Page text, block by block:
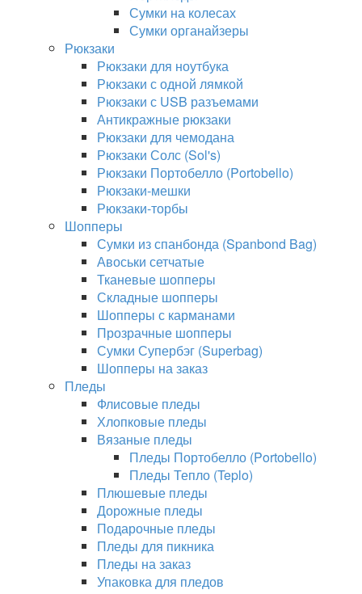
Сумки на колесах
Сумки органайзеры
Рюкзаки
Рюкзаки для ноутбука
Рюкзаки с одной лямкой
Рюкзаки с USB разъемами
Антикражные рюкзаки
Рюкзаки для чемодана
Рюкзаки Солс (Sol's)
Рюкзаки Портобелло (Portobello)
Рюкзаки-мешки
Рюкзаки-торбы
Шопперы
Сумки из спанбонда (Spanbond Bag)
Авоськи сетчатые
Тканевые шопперы
Складные шопперы
Шопперы с карманами
Прозрачные шопперы
Сумки Супербэг (Superbag)
Шопперы на заказ
Пледы
Флисовые пледы
Хлопковые пледы
Вязаные пледы
Пледы Портобелло (Portobello)
Пледы Тепло (Teplo)
Плюшевые пледы
Дорожные пледы
Подарочные пледы
Пледы для пикника
Пледы на заказ
Упаковка для пледов